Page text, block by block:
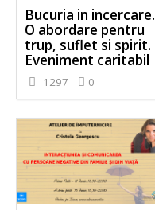
Bucuria in incercare.
O abordare pentru
trup, suflet si spirit.
Eveniment caritabil
1297 0